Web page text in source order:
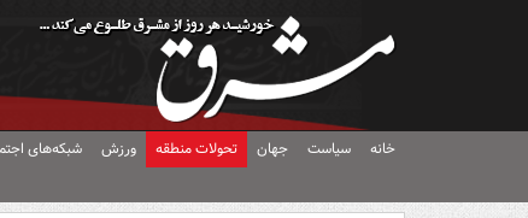
خانه سیاست جهان تحولات منطقه ورزش شبکه‌های